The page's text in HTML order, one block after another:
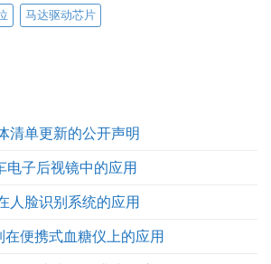
马达驱动芯片
清单更新的公开声明
子后视镜中的应用
人脸识别系统的应用
便携式血糖仪上的应用